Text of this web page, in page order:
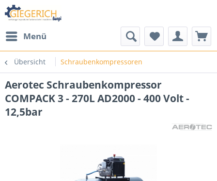
Menü
Übersicht Schraubenkompressoren
Aerotec Schraubenkompressor
COMPACK 3 - 270L AD2000 - 400 Volt -
12,5bar